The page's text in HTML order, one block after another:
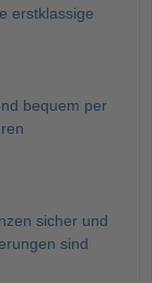
erstklassige
bequem per
sicher und
sind